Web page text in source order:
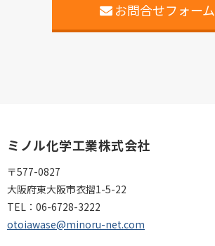
お問合せフォーム
ミノル化学工業株式会社
〒577-0827
大阪府東大阪市衣摺1-5-22
TEL： 06-6728-3222
otoiawase@minoru-net.com